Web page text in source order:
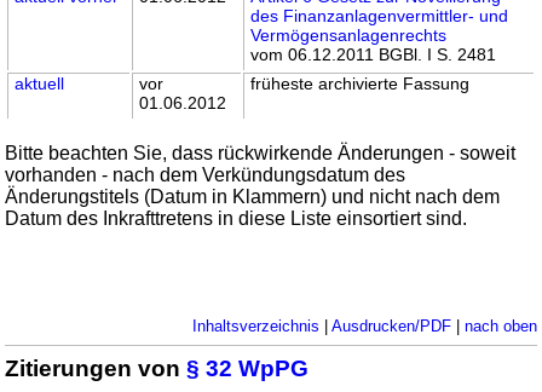
des Finanzanlagenvermittler- und
Vermögensanlagenrechts
vom 06.12.2011 BGBl. I S. 2481
aktuell
vor
01.06.2012
früheste archivierte Fassung
Bitte beachten Sie, dass rückwirkende Änderungen - soweit
vorhanden - nach dem Verkündungsdatum des
Änderungstitels (Datum in Klammern) und nicht nach dem
Datum des Inkrafttretens in diese Liste einsortiert sind.
Inhaltsverzeichnis | Ausdrucken/PDF| nach oben
Zitierungen von§ 32 WpPG